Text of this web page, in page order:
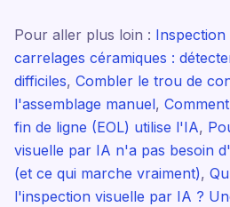
Pour aller plus loin :
carrelages céramiques :
difficiles, Combler le trou de
l'assemblage manuel,
fin de ligne (EOL) utilise l'IA,
visuelle par IA n'a pas besoin
(et ce qui marche vraiment),
l'inspection visuelle par IA ?